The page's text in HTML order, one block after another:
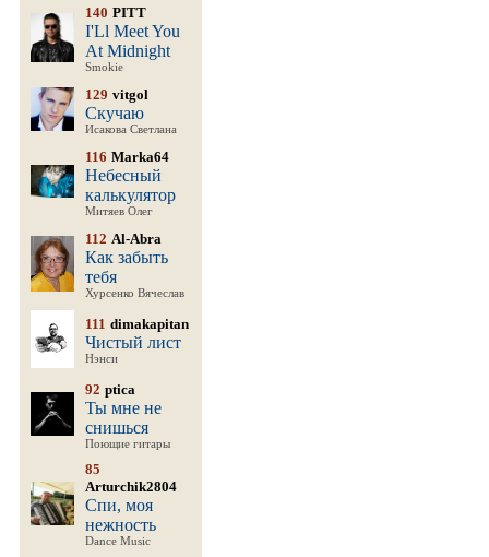
140 PITT
I'Ll Meet You
At Midnight
Smokie
129 vitgol
Скучаю
Исакова Светлана
116 Marka64
Небесный
калькулятор
Митяев Олег
112 Al-Abra
Как забыть
тебя
Хурсенко Вячеслав
111 dimakapitan
Чистый лист
Нэнси
92 ptica
Ты мне не
снишься
Поющие гитары
85
Arturchik2804
Спи, моя
нежность
Dance Music